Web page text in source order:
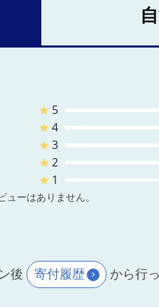
★ 5
★4
★3
★2
★ 1
ューはありません。
後 寄付履歴 から行